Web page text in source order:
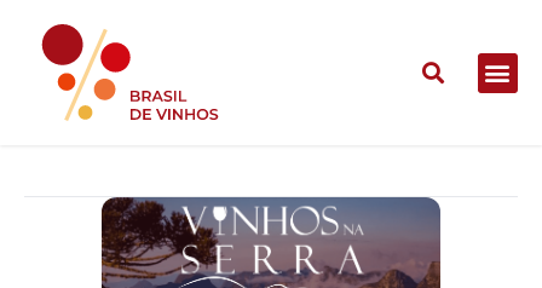
Vinhos na Serra